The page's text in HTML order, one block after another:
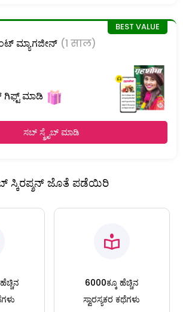
ಮ್ಯಾಗಜೀನ್ (1 साल)
ಗಿಫ್ಟ್ ಮಾಡಿ
ಸಬ್ ಸ್ಕ್ರೈಬ್ ಮಾಡಿ
ಸ್ಕಿರಪ್ಶನ್ ಜೊತೆ ಪಡೆಯಿರಿ
6000ಕ್ಕೂ ಹೆಚ್ಚಿನ
ಸ್ವಾರಸ್ಯಕರ ಕಥೆಗಳು